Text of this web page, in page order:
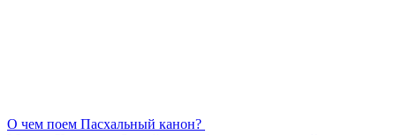
О чем поем Пасхальный канон?